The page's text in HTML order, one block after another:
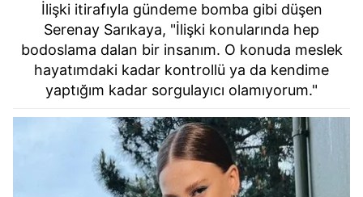
İlişki itirafıyla gündeme bomba gibi düşen
Serenay Sarıkaya, "İlişki konularında hep
bodoslama dalan bir insanım. O konuda meslek
hayatımdaki kadar kontrollü ya da kendime
yaptığım kadar sorgulayıcı olamıyorum."